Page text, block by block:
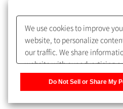
めします。
My SHIMADZU for Analyticalへ
取扱説明書・Webinarなどの閲
うになります。
We use cookies to improve
website, to personalize
our traffic. We share
website with our advertising
Do Not Sell or Share My